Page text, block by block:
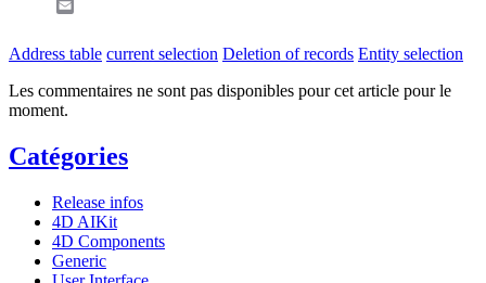
Address table current selection Deletion of records Entity selection
Les commentaires ne sont pas disponibles pour cet article pour le
moment.
Catégories
Release infos
4D AIKit
4D Components
Generic